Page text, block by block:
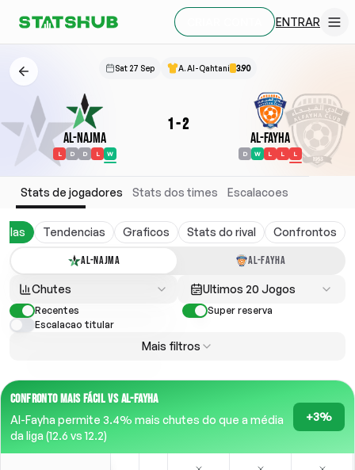
ENTRAR
Sat 27 Sep A. Al-Qahtani 3.90
Al-Najma
L D D L W
1-2
Al-Fayha
D W L L L
Stats de jogadores Stats dos times Escalacoes
Tendencias Graficos Stats do rival Confrontos
AL-NAJMA AL-FAYHA
Chutes Ultimos 20 Jogos
Recentes
Super reserva
Escalacao titular
Mais filtros
CONFRONTO MAIS FÁCIL VS AL-FAYHA
Al-Fayha permite 3.4% mais chutes do que a média
da liga (12.6 vs 12.2)
+3%